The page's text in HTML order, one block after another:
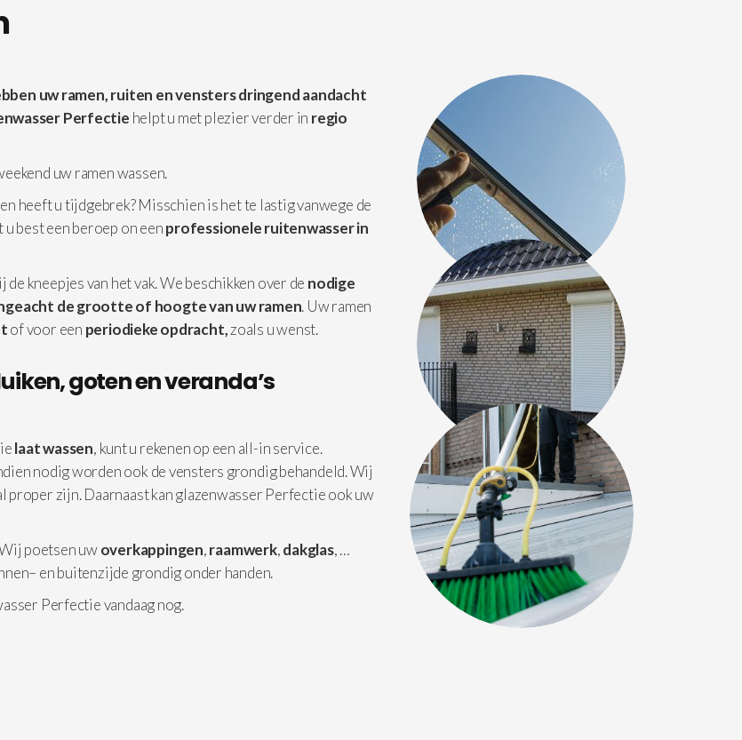
uw ramen, ruiten en vensters dringend aandacht
Perfectie helpt u met plezier verder in regio
uw ramen wassen.
heeft u tijdgebrek? Misschien is het te lastig vanwege de
u best een beroep on eenprofessioneleruitenwasser in
de kneepjes van het vak. We beschikken over de nodige
de grootte of hoogte van uw ramen. Uw ramen
of voor een periodieke opdracht,zoals u wenst.
goten en veranda’s
laat wassen, kunt u rekenen op een all-in service.
nodig worden ook de vensters grondig behandeld. Wij
zijn. Daarnaast kan glazenwasser Perfectie ook uw
poetsen uwoverkappingen,raamwerk,dakglas, …
en buitenzijde grondig onder handen.
Perfectie vandaag nog.